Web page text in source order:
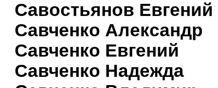
Савостьянов Евгений
Савченко Александр
Савченко Евгений
Савченко Надежда